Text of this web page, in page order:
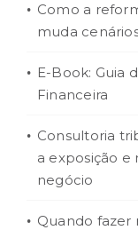
Como a
muda
E-Book: Guia
Financeira
Consultoria
a exposição
negócio
Quando fazer